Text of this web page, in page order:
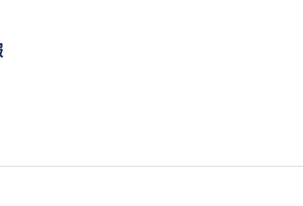
こと以下 ① ② お申込みの際に具体的に教えて
所（時間の範囲内）：